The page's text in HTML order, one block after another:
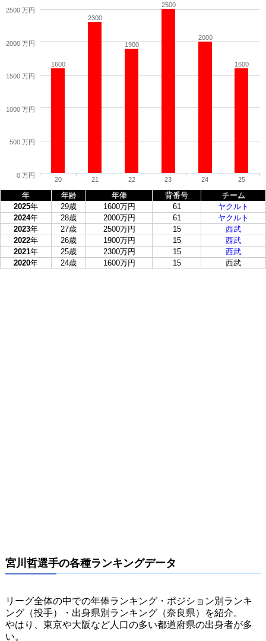
1600
2300
1900
2500
2000
1600
20 21 22 23 24 25
0 万円
500 万円
1000 万円
1500 万円
2000 万円
2500 万円
年 年齢 年俸 背番号
チーム
2025年 29歳 1600万円 61
ヤクルト
2024年 28歳 2000万円 61
ヤクルト
2023年 27歳 2500万円 15
西武
2022年 26歳 1900万円 15
西武
2021年 25歳 2300万円 15
西武
2020年 24歳 1600万円 15 西武
宮川哲選手の各種ランキングデータ
リーグ全体の中での年俸ランキング・ポジション別ランキ
ング（投手）・出身県別ランキング（奈良県）を紹介。
やはり、東京や大阪など人口の多い都道府県の出身者が多
い。